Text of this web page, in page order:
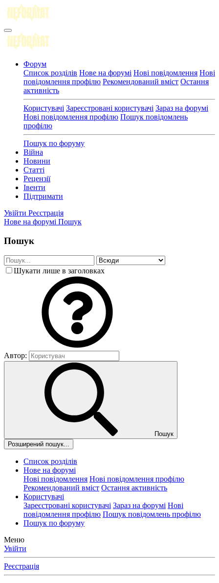
Форум
Список розділів Нове на форумі Нові повідомлення Нові
повідомлення профілю Рекомендований вміст Остання
активність
Користувачі Зареєстровані користувачі Зараз на форумі
Нові повідомлення профілю Пошук повідомлень
профілю
Пошук по форуму
Війна
Новини
Статті
Рецензії
Івенти
Підтримати
Увійти Реєстрація
Нове на форумі Пошук
Пошук
Шукати лише в заголовках
Автор:
Пошук
Розширений пошук...
Список розділів
Нове на форумі
Нові повідомлення Нові повідомлення профілю
Рекомендований вміст Остання активність
Користувачі
Зареєстровані користувачі Зараз на форумі Нові
повідомлення профілю Пошук повідомлень профілю
Пошук по форуму
Меню
Увійти
Реєстрація